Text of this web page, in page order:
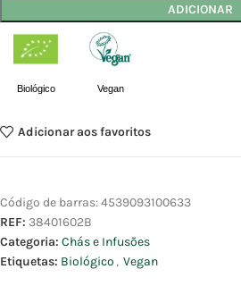
ADICIONAR
Biológico Vegan
Adicionar aos favoritos
Código de barras:4539093100633
REF: 38401602B
Categoria: Chás e Infusões
Etiquetas: Biológico , Vegan